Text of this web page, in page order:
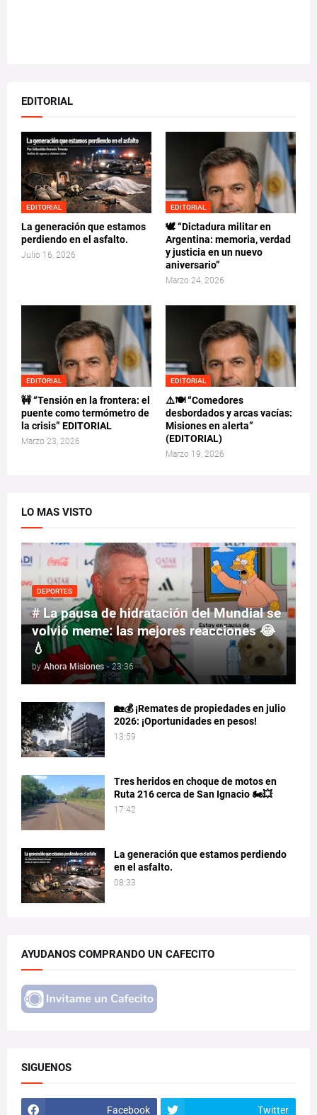
EDITORIAL
EDITORIAL
La generación que estamos
perdiendo en el asfalto.
Julio 16, 2026
EDITORIAL
🕊️ “Dictadura militar en
Argentina: memoria, verdad
y justicia en un nuevo
aniversario”
Marzo 24, 2026
EDITORIAL
🚧 “Tensión en la frontera: el
puente como termómetro de
la crisis” EDITORIAL
Marzo 23, 2026
EDITORIAL
⚠️🍽️ “Comedores
desbordados y arcas vacías:
Misiones en alerta”
(EDITORIAL)
Marzo 19, 2026
LO MAS VISTO
DEPORTES
# La pausa de hidratación del Mundial se
volvió meme: las mejores reacciones 😂
💧
by Ahora Misiones - 23:36
🏡💰 ¡Remates de propiedades en julio
2026: ¡Oportunidades en pesos!
13:59
Tres heridos en choque de motos en
Ruta 216 cerca de San Ignacio 🏍️💥
17:42
La generación que estamos perdiendo
en el asfalto.
08:33
AYUDANOS COMPRANDO UN CAFECITO
SIGUENOS
Facebook Twitter